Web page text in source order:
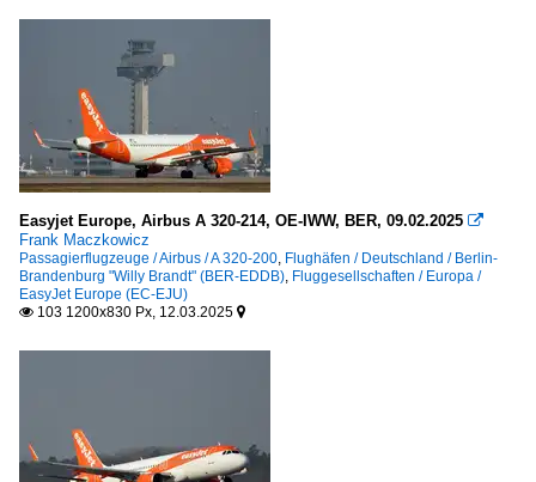
Easyjet Europe, Airbus A 320-214, OE-IWW, BER, 09.02.2025 
Frank Maczkowicz
Passagierflugzeuge / Airbus / A 320-200 Flughäfen / Deutschland / Berlin-
Brandenburg "Willy Brandt" (BER-EDDB) Fluggesellschaften / Europa /
EasyJet Europe (EC-EJU)
 103 1200x830 Px, 12.03.2025 